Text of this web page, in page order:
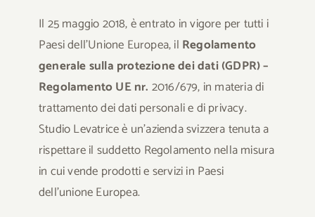
CercaIl 25 maggio 2018, è entrato in vigore per tutti i
Paesi dell’Unione Europea, il Regolamento
generale sulla protezione dei dati (GDPR) –
Regolamento UE nr. 2016/679, in materia di
trattamento dei dati personali e di privacy.
Studio Levatrice è un’azienda svizzera tenuta a
rispettare il suddetto Regolamento nella misura
in cui vende prodotti e servizi in Paesi
dell’unione Europea.